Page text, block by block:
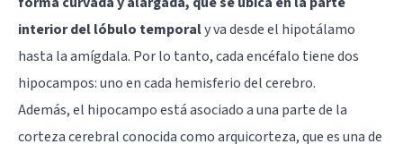
interior del lóbulo temporaly va desde el hipotálamo
hasta la amígdala. Por lo tanto, cada encéfalo tiene dos
hipocampos: uno en cada hemisferio del cerebro.
Además, el hipocampo está asociado a una parte de la
corteza cerebral conocida como arquicorteza, que es una de